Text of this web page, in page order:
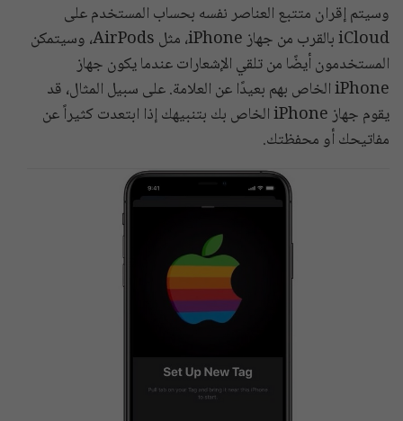
وسيتم إقران متتبع العناصر نفسه بحساب المستخدم على
iCloud بالقرب من جهاز iPhone، مثل AirPods، وسيتمكن
المستخدمون أيضًا من تلقي الإشعارات عندما يكون جهاز
iPhone الخاص بهم بعيدًا عن العلامة. على سبيل المثال، قد
يقوم جهاز iPhone الخاص بك بتنبيهك إذا ابتعدت كثيراً عن
مفاتيحك أو محفظتك.